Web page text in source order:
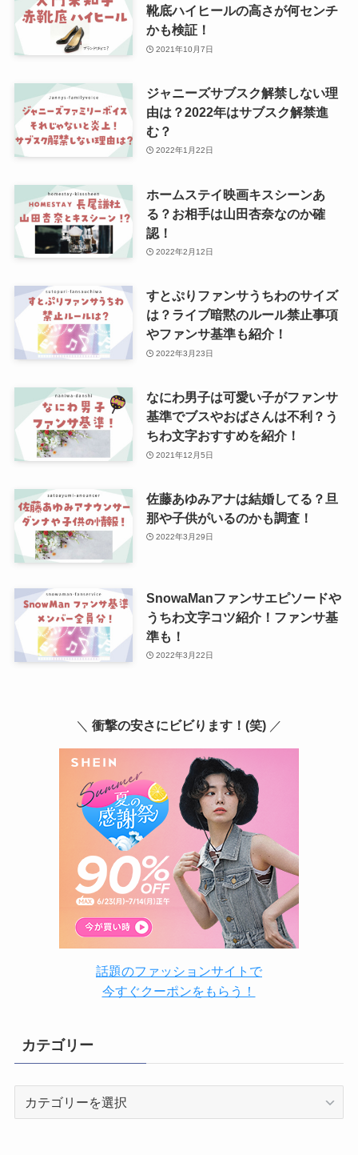
靴底ハイヒールの高さが何センチ
かも検証！
2021年10月7日
ジャニーズサブスク解禁しない理
由は？2022年はサブスク解禁進
む？
2022年1月22日
ホームステイ映画キスシーンあ
る？お相手は山田杏奈なのか確
認！
2022年2月12日
すとぷりファンサうちわのサイズ
は？ライブ暗黙のルール禁止事項
やファンサ基準も紹介！
2022年3月23日
なにわ男子は可愛い子がファンサ
基準でブスやおばさんは不利？う
ちわ文字おすすめを紹介！
2021年12月5日
佐藤あゆみアナは結婚してる？旦
那や子供がいるのかも調査！
2022年3月29日
SnowaManファンサエピソードや
うちわ文字コツ紹介！ファンサ基
準も！
2022年3月22日
＼ 衝撃の安さにビビります！(笑) ／
話題のファッションサイトで
今すぐクーポンをもらう！
カテゴリー